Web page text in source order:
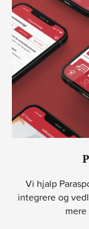
Vi hjalp
integrere og